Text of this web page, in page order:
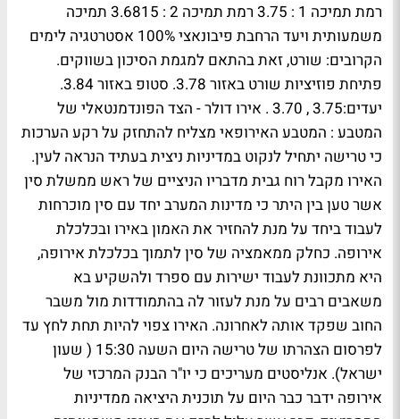
רמת תמיכה 1 : 3.75 רמת תמיכה 2 : 3.6815 תמיכה
משמעותית ויעד הרחבת פיבונאצי 100% אסטרטגיה לימים
הקרובים: שורט, זאת בהתאם למגמת הסיכון בשווקים.
פתיחת פוזיציות שורט באזור 3.78. סטופ באזור 3.84.
יעדים:3.75 , 3.70 . אירו דולר - הצד הפונדמנטאלי של
המטבע : המטבע האירופאי מצליח להתחזק על רקע הערכות
כי טרישה יתחיל לנקוט במדיניות ניצית בעתיד הנראה לעין.
האירו מקבל רוח גבית מדבריו הניציים של ראש ממשלת סין
אשר טען בין היתר כי מדינות המערב יחד עם סין מוכרחות
לעבוד ביחד על מנת להחזיר את האמון באירו ובכלכלת
אירופה. כחלק ממאמציה של סין לתמוך בכלכלת אירופה,
היא מתכוונת לעבוד ישירות עם ספרד ולהשקיע בא
משאבים רבים על מנת לעזור לה בהתמודדות מול משבר
החוב שפקד אותה לאחרונה. האירו צפוי להיות תחת לחץ עד
לפרסום הצהרתו של טרישה היום השעה 15:30 ( שעון
ישראל). אנליסטים מעריכים כי יו"ר הבנק המרכזי של
אירופה ידבר כבר היום על תוכנית היציאה ממדיניות